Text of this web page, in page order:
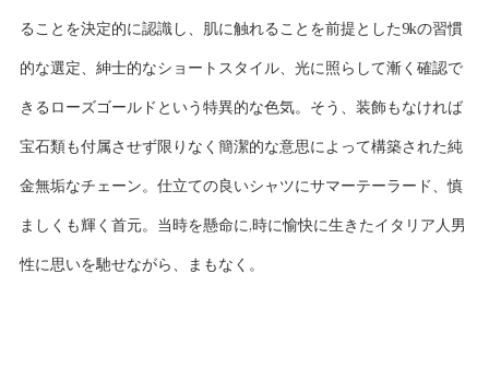
ることを決定的に認識し、肌に触れることを前提とした9kの習慣
的な選定、紳士的なショートスタイル、光に照らして漸く確認で
きるローズゴールドという特異的な色気。そう、装飾もなければ
宝石類も付属させず限りなく簡潔的な意思によって構築された純
金無垢なチェーン。仕立ての良いシャツにサマーテーラード、慎
ましくも輝く首元。当時を懸命に,時に愉快に生きたイタリア人男
性に思いを馳せながら、まもなく。